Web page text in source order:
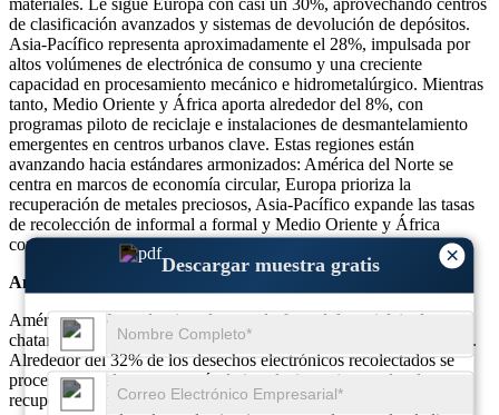
×
Descargar muestra gratis
materiales. Le sigue Europa con casi un 30%, aprovechando centros
de clasificación avanzados y sistemas de devolución de depósitos.
Asia-Pacífico representa aproximadamente el 28%, impulsada por
altos volúmenes de electrónica de consumo y una creciente
capacidad en procesamiento mecánico e hidrometalúrgico. Mientras
tanto, Medio Oriente y África aporta alrededor del 8%, con
programas piloto de reciclaje e instalaciones de desmantelamiento
emergentes en centros urbanos clave. Estas regiones están
avanzando hacia estándares armonizados: América del Norte se
centra en marcos de economía circular, Europa prioriza la
recuperación de metales preciosos, Asia-Pacífico expande las tasas
de recolección de informal a formal y Medio Oriente y África
construyen redes fundamentales de manejo de chatarra.
América del norte
América del Norte domina el mercado formal de reciclaje de
chatarra con aproximadamente el 34% de las operaciones globales.
Alrededor del 32% de los desechos electrónicos recolectados se
procesan actualmente a través de instalaciones integradas de
recuperación mecánica y química. Los metales preciosos